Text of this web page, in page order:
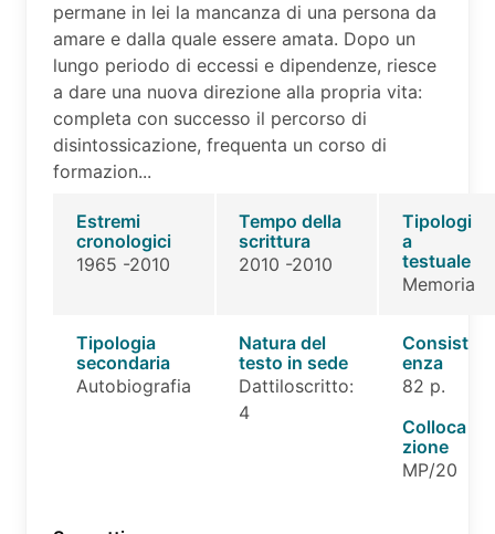
permane in lei la mancanza di una persona da
amare e dalla quale essere amata. Dopo un
lungo periodo di eccessi e dipendenze, riesce
a dare una nuova direzione alla propria vita:
completa con successo il percorso di
disintossicazione, frequenta un corso di
formazion...
Estremi
cronologici
1965 -2010
Tempo della
scrittura
2010 -2010
Tipologi
a
testuale
Memoria
Tipologia
secondaria
Autobiografia
Natura del
testo in sede
Dattiloscritto:
4
Consist
enza
82 p.
Colloca
zione
MP/20